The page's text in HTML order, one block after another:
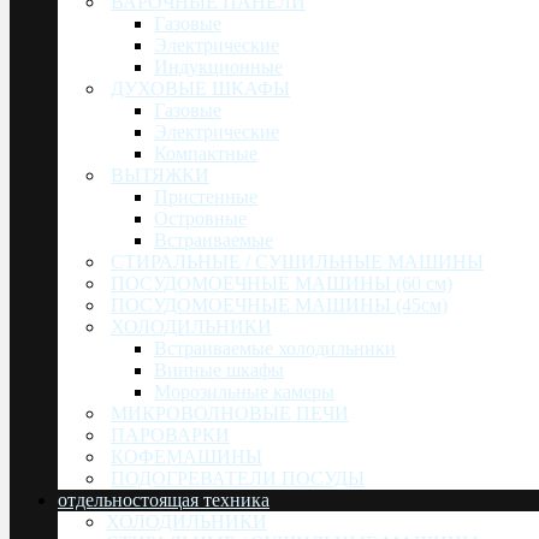
Газовые
Электрические
Индукционные
ДУХОВЫЕ ШКАФЫ
Газовые
Электрические
Компактные
ВЫТЯЖКИ
Пристенные
Островные
Встраиваемые
СТИРАЛЬНЫЕ / СУШИЛЬНЫЕ МАШИНЫ
ПОСУДОМОЕЧНЫЕ МАШИНЫ (60 см)
ПОСУДОМОЕЧНЫЕ МАШИНЫ (45см)
ХОЛОДИЛЬНИКИ
Встраиваемые холодильники
Винные шкафы
Морозильные камеры
МИКРОВОЛНОВЫЕ ПЕЧИ
ПАРОВАРКИ
КОФЕМАШИНЫ
ПОДОГРЕВАТЕЛИ ПОСУДЫ
отдельностоящая техника
ХОЛОДИЛЬНИКИ